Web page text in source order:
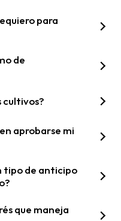
para
de
cultivos?
aprobarse mi
tipo de anticipo
que maneja